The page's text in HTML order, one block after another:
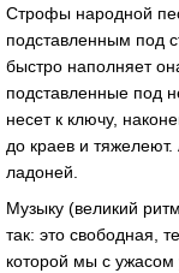
Строфы народной
подставленным под
быстро наполняет
подставленные под
несет к ключу,
до краев и
ладоней.
Музыку (великий
так: это свободная,
которой мы с ужасом